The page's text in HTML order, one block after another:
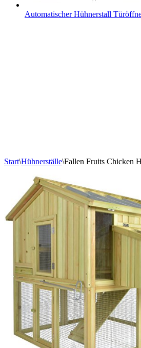
Automatischer Hühnerstall
Start\Hühnerställe\Fallen Fruits Chicken